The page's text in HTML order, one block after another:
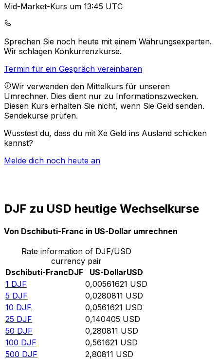
Mid-Market-Kurs um 13:45 UTC
Sprechen Sie noch heute mit einem Währungsexperten.
Wir schlagen Konkurrenzkurse.
Termin für ein Gespräch vereinbaren
Wir verwenden den Mittelkurs für unseren
Umrechner. Dies dient nur zu Informationszwecken.
Diesen Kurs erhalten Sie nicht, wenn Sie Geld senden.
Sendekurse prüfen.
Wusstest du, dass du mit Xe Geld ins Ausland schicken
kannst?
Melde dich noch heute an
DJF zu USD heutige Wechselkurse
Von Dschibuti-Franc in US-Dollar umrechnen
Rate information of DJF/USD
currency pair
Dschibuti-FrancDJF US-DollarUSD
1 DJF 0,00561621 USD
5 DJF 0,0280811 USD
10 DJF 0,0561621 USD
25 DJF 0,140405 USD
50 DJF 0,280811 USD
100 DJF 0,561621 USD
500 DJF 2,80811 USD